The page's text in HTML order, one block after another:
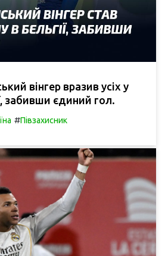
вінгер вразив усіх у
забивши єдиний гол.
#Півзахисник